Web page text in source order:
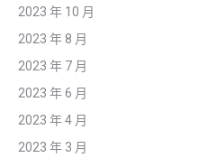
2023 年 10 月
2023 年 8 月
2023 年 7 月
2023 年 6 月
2023 年 4 月
2023 年 3 月